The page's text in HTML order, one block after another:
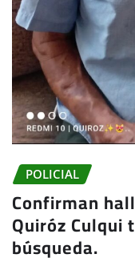
POLICIAL
Confirman
Quiróz Culqui
búsqueda.